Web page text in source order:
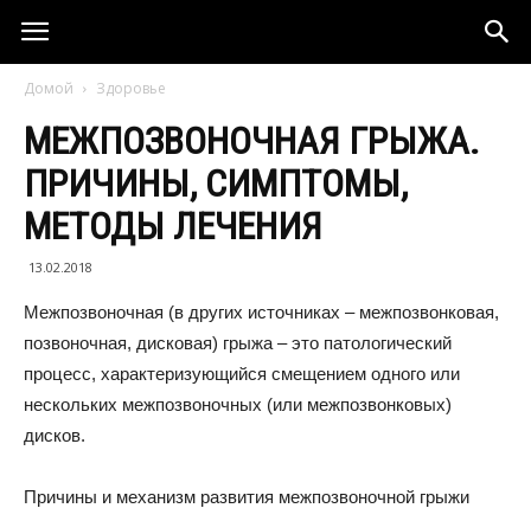
Домой Здоровье
МЕЖПОЗВОНОЧНАЯ ГРЫЖА.
ПРИЧИНЫ, СИМПТОМЫ,
МЕТОДЫ ЛЕЧЕНИЯ
13.02.2018
Межпозвоночная (в других источниках – межпозвонковая,
позвоночная, дисковая) грыжа – это патологический
процесс, характеризующийся смещением одного или
нескольких межпозвоночных (или межпозвонковых)
дисков.
Причины и механизм развития межпозвоночной грыжи